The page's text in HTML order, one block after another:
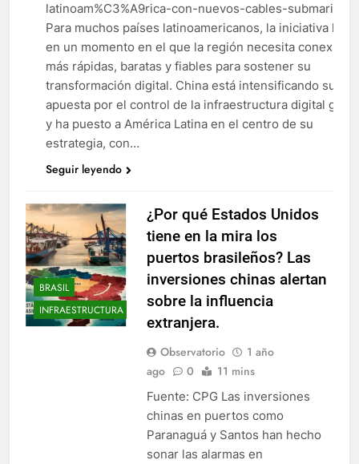
latinoam%C3%A9rica-con-nuevos-cables-submarinos
Para muchos países latinoamericanos, la iniciativa llega
en un momento en el que la región necesita
más rápidas, baratas y fiables para sostener su
transformación digital.​ China está intensificando su
apuesta por el control de la infraestructura digital
y ha puesto a América Latina en el centro de su
estrategia, con…
Seguir leyendo
BRASIL
INFRAESTRUCTURA
¿Por qué Estados Unidos
tiene en la mira los
puertos brasileños? Las
inversiones chinas alertan
sobre la influencia
extranjera.
Observatorio
1 año
ago
0 11 mins
Fuente: CPG Las inversiones
chinas en puertos como
Paranaguá y Santos han hecho
sonar las alarmas en